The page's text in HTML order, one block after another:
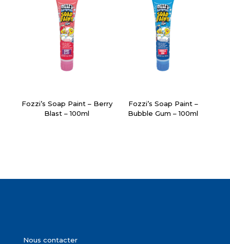
Fozzi’s Soap Paint – Berry
Blast – 100ml
Fozzi’s Soap Paint –
Bubble Gum – 100ml
Nous contacter